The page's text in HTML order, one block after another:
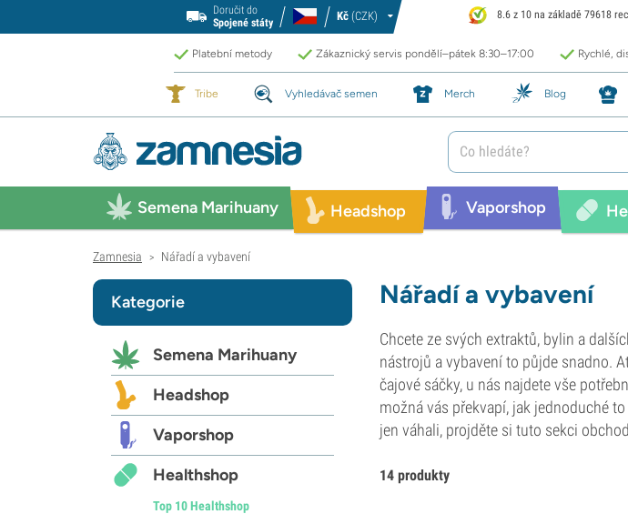
Doručit do
Spojené státy
Kč (CZK) 8.6 z 10 na základě 79618
Platební metody Zákaznický servis pondělí–pátek 8:30–17:00 Rychlé,
Tribe Vyhledávač semen Merch Blog
Semena Marihuany Headshop Vaporshop
Zamnesia > Nářadí a vybavení
Nářadí a vybavení
Chcete ze svých extraktů, bylin a
nástrojů a vybavení to půjde snadno.
čajové sáčky, u nás najdete vše
možná vás překvapí, jak jednoduché
jen váhali, projděte si tuto sekci
14 produkty
Kategorie
Semena Marihuany
Headshop
Vaporshop
Healthshop
Top 10 Healthshop